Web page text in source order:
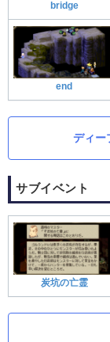
bridge
end
ディー
サブイベント
炭坑の亡霊